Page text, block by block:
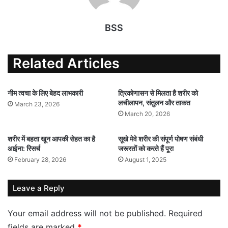
BSS
Related Articles
नीम त्वचा के लिए बेहद लाभकारी
March 23, 2026
त्रिकोणासन से मिलता है शरीर को
लचीलापन, संतुलन और ताकत
March 20, 2026
शरीर में बहता खून आपकी सेहत का है
आईना: रिसर्च
February 28, 2026
सूखे मेवे शरीर की संपूर्ण पोषण संबंधी
जरूरतों को करते हैं पूरा
August 1, 2025
Leave a Reply
Your email address will not be published. Required